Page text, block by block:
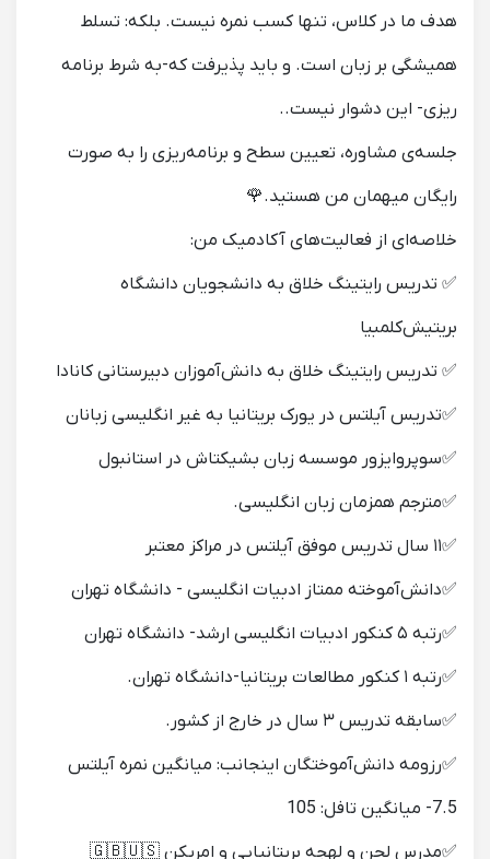
هدف ما در کلاس، تنها کسب نمره‌ نیست. بلکه: تسلط
همیشگی بر زبان است. و باید پذیرفت که-به شرط برنامه
ریزی- این دشوار نیست..
جلسه‌ی مشاوره، تعیین سطح و برنامه‌ریزی را به صورت
رایگان میهمان من هستید.🌹
خلاصه‌ای از فعالیت‌های آکادمیک من:
✅ تدریس رایتینگ خلاق به دانشجویان دانشگاه
بریتیش‌کلمبیا
✅ تدریس رایتینگ خلاق به دانش‌آموزان دبیرستانی کانادا
✅تدریس آیلتس در یورک بریتانیا به غیر انگلیسی زبانان
✅سوپروایزور موسسه زبان بشیکتاش در استانبول
✅مترجم همزمان زبان انگلیسی.
✅۱۱ سال تدریس موفق آیلتس در مراکز معتبر
✅دانش‌آموخته ممتاز ادبیات انگلیسی - دانشگاه تهران
✅رتبه ۵ کنکور ادبیات انگلیسی ارشد- دانشگاه تهران
✅رتبه ۱ کنکور مطالعات بریتانیا-دانشگاه تهران.
✅سابقه تدریس ۳ سال در خارج از کشور.
✅رزومه دانش‌آموختگان اینجانب: میانگین نمره آیلتس
7.5- میانگین تافل: 105
✅مدرس لحن و لهجه بریتانیایی و امریکن 🇬🇧🇺🇸